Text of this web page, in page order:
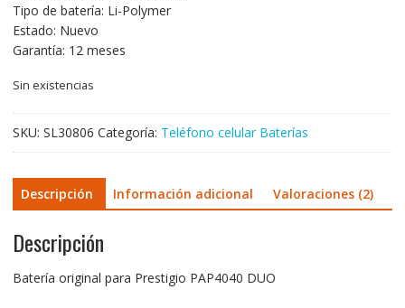
Tipo de batería: Li-Polymer
Estado: Nuevo
Garantía: 12 meses
Sin existencias
SKU: SL30806 Categoría: Teléfono celular Baterías
Descripción Información adicional Valoraciones (2)
Descripción
Batería original para Prestigio PAP4040 DUO